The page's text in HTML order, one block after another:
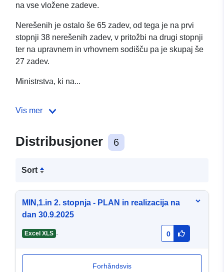
na vse vložene zadeve.
Nerešenih je ostalo še 65 zadev, od tega je na prvi
stopnji 38 nerešenih zadev, v pritožbi na drugi stopnji
ter na upravnem in vrhovnem sodišču pa je skupaj še
27 zadev.
Ministrstva, ki na...
Vis mer
Distribusjoner 6
Sort
MIN,1.in 2. stopnja - PLAN in realizacija na
dan 30.9.2025
Excel XLS - 0
Forhåndsvis